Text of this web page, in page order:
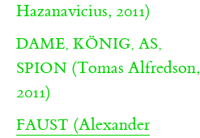
Hazanavicius, 2011)
DAME, KÖNIG, AS,
SPION (Tomas Alfredson,
2011)
FAUST (Alexander